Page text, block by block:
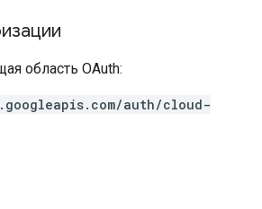
область OAuth:
auth/cloud-